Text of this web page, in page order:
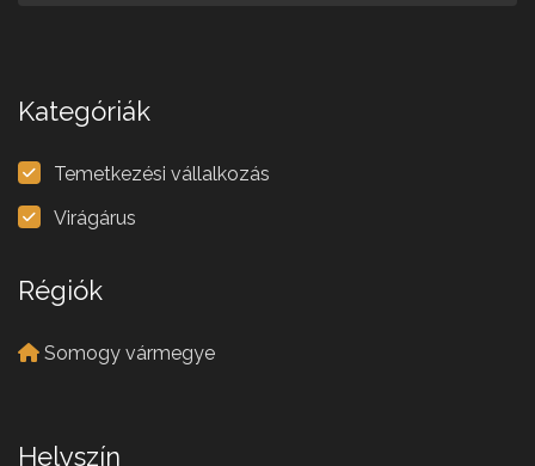
Kategóriák
Temetkezési vállalkozás
Virágárus
Régiók
Somogy vármegye
Helyszín